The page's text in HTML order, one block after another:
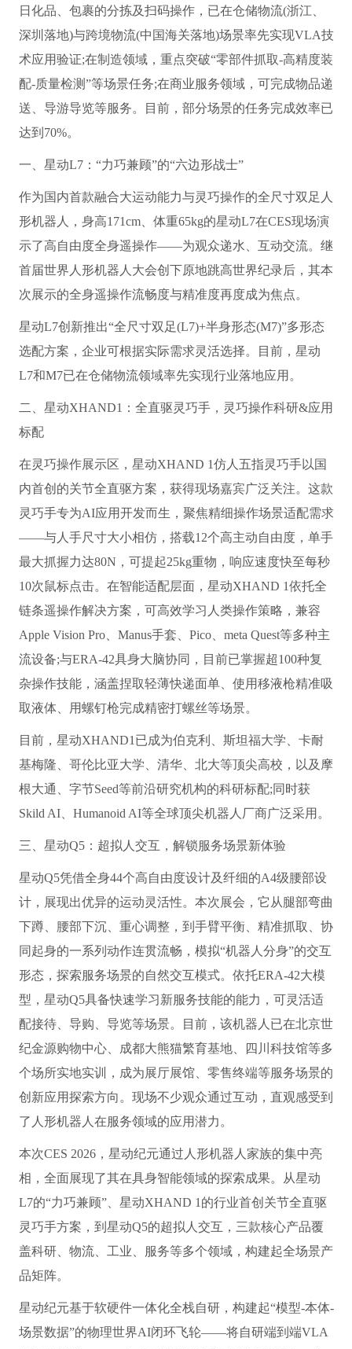
日化品、包裹的分拣及扫码操作，已在仓储物流(浙江、
深圳落地)与跨境物流(中国海关落地)场景率先实现VLA技
术应用验证;在制造领域，重点突破“零部件抓取-高精度装
配-质量检测”等场景任务;在商业服务领域，可完成物品递
送、导游导览等服务。目前，部分场景的任务完成效率已
达到70%。
一、星动L7：“力巧兼顾”的“六边形战士”
作为国内首款融合大运动能力与灵巧操作的全尺寸双足人
形机器人，身高171cm、体重65kg的星动L7在CES现场演
示了高自由度全身遥操作——为观众递水、互动交流。继
首届世界人形机器人大会创下原地跳高世界纪录后，其本
次展示的全身遥操作流畅度与精准度再度成为焦点。
星动L7创新推出“全尺寸双足(L7)+半身形态(M7)”多形态
选配方案，企业可根据实际需求灵活选择。目前，星动
L7和M7已在仓储物流领域率先实现行业落地应用。
二、星动XHAND1：全直驱灵巧手，灵巧操作科研&应用
标配
在灵巧操作展示区，星动XHAND 1仿人五指灵巧手以国
内首创的关节全直驱方案，获得现场嘉宾广泛关注。这款
灵巧手专为AI应用开发而生，聚焦精细操作场景适配需求
——与人手尺寸大小相仿，搭载12个高主动自由度，单手
最大抓握力达80N，可提起25kg重物，响应速度快至每秒
10次鼠标点击。在智能适配层面，星动XHAND 1依托全
链条遥操作解决方案，可高效学习人类操作策略，兼容
Apple Vision Pro、Manus手套、Pico、meta Quest等多种主
流设备;与ERA-42具身大脑协同，目前已掌握超100种复
杂操作技能，涵盖捏取轻薄快递面单、使用移液枪精准吸
取液体、用螺钉枪完成精密打螺丝等场景。
目前，星动XHAND1已成为伯克利、斯坦福大学、卡耐
基梅隆、哥伦比亚大学、清华、北大等顶尖高校，以及摩
根大通、字节Seed等前沿研究机构的科研标配;同时获
Skild AI、Humanoid AI等全球顶尖机器人厂商广泛采用。
三、星动Q5：超拟人交互，解锁服务场景新体验
星动Q5凭借全身44个高自由度设计及纤细的A4级腰部设
计，展现出优异的运动灵活性。本次展会，它从腿部弯曲
下蹲、腰部下沉、重心调整，到手臂平衡、精准抓取、协
同起身的一系列动作连贯流畅，模拟“机器人分身”的交互
形态，探索服务场景的自然交互模式。依托ERA-42大模
型，星动Q5具备快速学习新服务技能的能力，可灵活适
配接待、导购、导览等场景。目前，该机器人已在北京世
纪金源购物中心、成都大熊猫繁育基地、四川科技馆等多
个场所实地实训，成为展厅展馆、零售终端等服务场景的
创新应用探索方向。现场不少观众通过互动，直观感受到
了人形机器人在服务领域的应用潜力。
本次CES 2026，星动纪元通过人形机器人家族的集中亮
相，全面展现了其在具身智能领域的探索成果。从星动
L7的“力巧兼顾”、星动XHAND 1的行业首创关节全直驱
灵巧手方案，到星动Q5的超拟人交互，三款核心产品覆
盖科研、物流、工业、服务等多个领域，构建起全场景产
品矩阵。
星动纪元基于软硬件一体化全栈自研，构建起“模型-本体-
场景数据”的物理世界AI闭环飞轮——将自研端到端VLA